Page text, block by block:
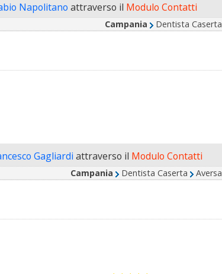
Napolitano attraverso il Modulo Contatti
Campania Dentista Caserta
Gagliardi attraverso il Modulo Contatti
Campania Dentista Caserta Aversa